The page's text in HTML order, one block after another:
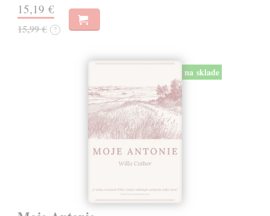
15,19 €
15,99 € ?
na sklade